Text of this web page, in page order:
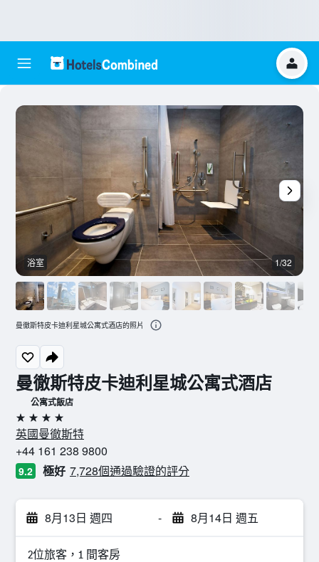
曼徹斯特皮卡迪利星城公寓式酒店
公寓式飯店
4星級
英國曼徹斯特
+44 161 238 9800
9.2 極好 7,728個通過驗證的評分
8月13日 週四 - 8月14日 週五
2位旅客，1 間客房
浴室 1/32
曼徹斯特皮卡迪利星城公寓式酒店的照片